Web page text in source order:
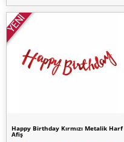
YENİ
Happy Birthday Kırmızı Metalik Harf
Afiş